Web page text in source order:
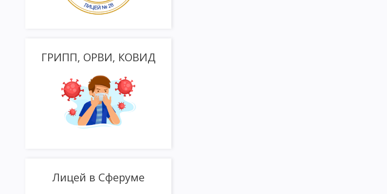
ГРИПП, ОРВИ, КОВИД
Лицей в Сферуме